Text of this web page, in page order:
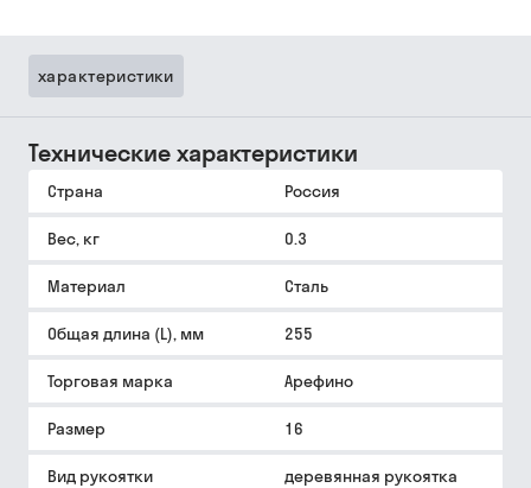
характеристики
Технические характеристики
Страна Россия
Вес, кг 0.3
Материал Сталь
Общая длина (L), мм 255
Торговая марка Арефино
Размер 16
Вид рукоятки деревянная рукоятка